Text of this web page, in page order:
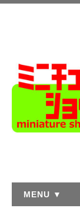
MENU ▼